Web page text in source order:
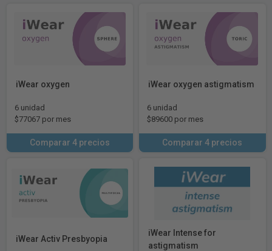
iWear oxygen
6 unidad
$77067 por mes
Comparar 4 precios
iWear oxygen astigmatism
6 unidad
$89600 por mes
Comparar 4 precios
iWear Activ Presbyopia
iWear Intense for
astigmatism